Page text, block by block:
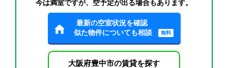
今は満室ですが、空予定が出る場合もあります。
最新の空室状況を確認
似た物件についても相談
無料
大阪府豊中市の賃貸を探す